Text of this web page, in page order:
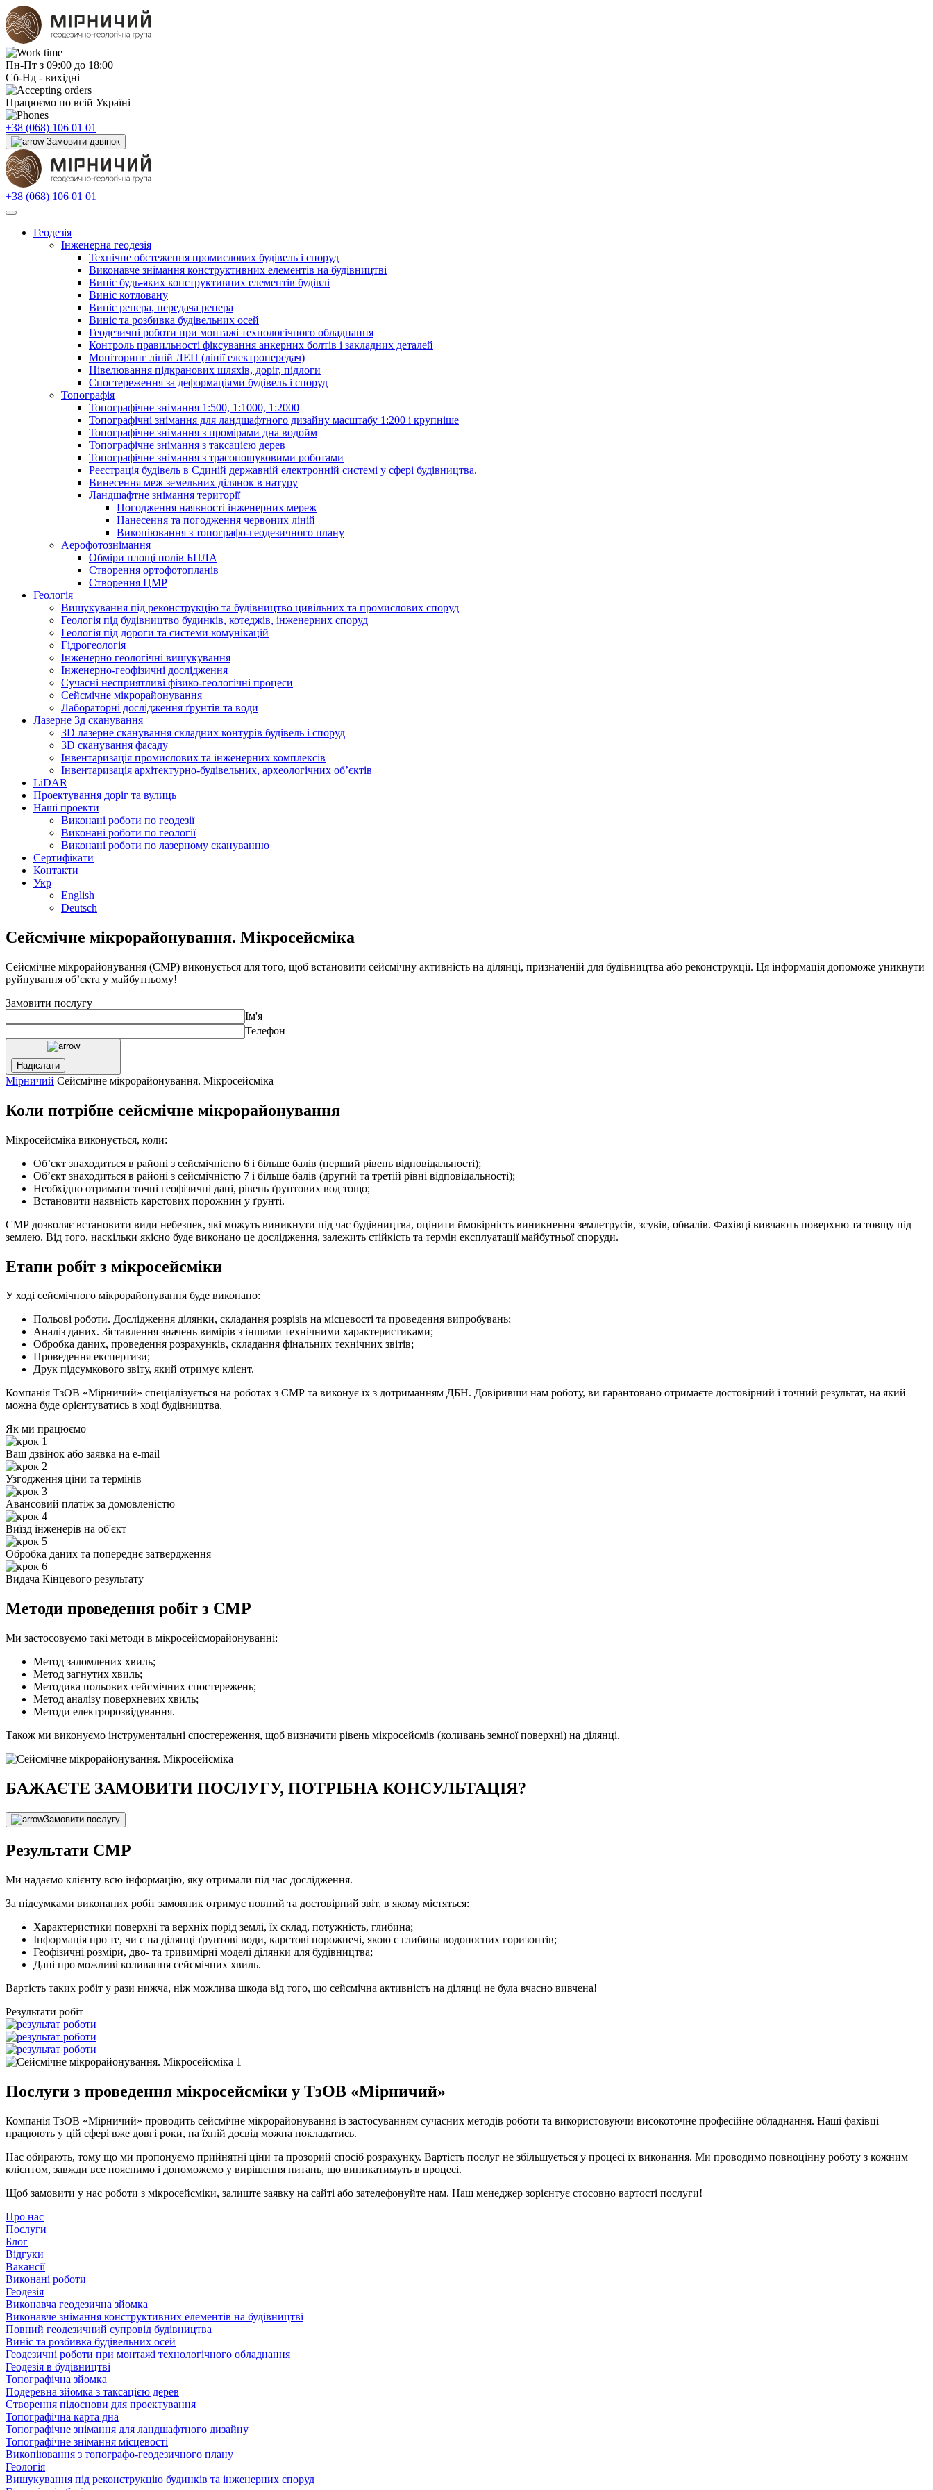
Пн-Пт з 09:00 до 18:00
Сб-Нд - вихідні
Працюємо по всій Україні
+38 (068) 106 01 01
Замовити дзвінок
+38 (068) 106 01 01
Геодезія
Інженерна геодезія
Технічне обстеження промислових будівель і споруд
Виконавче знімання конструктивних елементів на будівництві
Виніс будь-яких конструктивних елементів будівлі
Виніс котловану
Виніс репера, передача репера
Виніс та розбивка будівельних осей
Геодезичні роботи при монтажі технологічного обладнання
Контроль правильності фіксування анкерних болтів і закладних деталей
Моніторинг ліній ЛЕП (лінії електропередач)
Нівелювання підкранових шляхів, доріг, підлоги
Спостереження за деформаціями будівель і споруд
Топографія
Топографічне знімання 1:500, 1:1000, 1:2000
Топографічні знімання для ландшафтного дизайну масштабу 1:200 і крупніше
Топографічне знімання з промірами дна водойм
Топографічне знімання з таксацією дерев
Топографічне знімання з трасопошуковими роботами
Реєстрація будівель в Єдиній державній електронній системі у сфері будівництва.
Винесення меж земельних ділянок в натуру
Ландшафтне знімання території
Погодження наявності інженерних мереж
Нанесення та погодження червоних ліній
Викопіювання з топографо-геодезичного плану
Аерофотознімання
Обміри площі полів БПЛА
Створення ортофотопланів
Створення ЦМР
Геологія
Вишукування під реконструкцію та будівництво цивільних та промислових споруд
Геологія під будівництво будинків, котеджів, інженерних споруд
Геологія під дороги та системи комунікацій
Гідрогеологія
Інженерно геологічні вишукування
Інженерно-геофізичні дослідження
Сучасні несприятливі фізико-геологічні процеси
Сейсмічне мікрорайонування
Лабораторні дослідження ґрунтів та води
Лазерне 3д сканування
3D лазерне сканування складних контурів будівель і споруд
3D сканування фасаду
Інвентаризація промислових та інженерних комплексів
Інвентаризація архітектурно-будівельних, археологічних об’єктів
LiDAR
Проектування доріг та вулиць
Наші проекти
Виконані роботи по геодезії
Виконані роботи по геології
Виконані роботи по лазерному скануванню
Сертифікати
Контакти
Укр
English
Deutsch
Сейсмічне мікрорайонування. Мікросейсміка
Сейсмічне мікрорайонування (СМР) виконується для того, щоб встановити сейсмічну активність на ділянці, призначеній для будівництва або реконструкції. Ця інформація допоможе уникнути
руйнування об’єкта у майбутньому!
Замовити послугу
Ім'я
Телефон
Мірничий Сейсмічне мікрорайонування. Мікросейсміка
Коли потрібне сейсмічне мікрорайонування
Мікросейсміка виконується, коли:
Об’єкт знаходиться в районі з сейсмічністю 6 і більше балів (перший рівень відповідальності);
Об’єкт знаходиться в районі з сейсмічністю 7 і більше балів (другий та третій рівні відповідальності);
Необхідно отримати точні геофізичні дані, рівень ґрунтових вод тощо;
Встановити наявність карстових порожнин у ґрунті.
СМР дозволяє встановити види небезпек, які можуть виникнути під час будівництва, оцінити ймовірність виникнення землетрусів, зсувів, обвалів. Фахівці вивчають поверхню та товщу під
землею. Від того, наскільки якісно буде виконано це дослідження, залежить стійкість та термін експлуатації майбутньої споруди.
Етапи робіт з мікросейсміки
У ході сейсмічного мікрорайонування буде виконано:
Польові роботи. Дослідження ділянки, складання розрізів на місцевості та проведення випробувань;
Аналіз даних. Зіставлення значень вимірів з іншими технічними характеристиками;
Обробка даних, проведення розрахунків, складання фінальних технічних звітів;
Проведення експертизи;
Друк підсумкового звіту, який отримує клієнт.
Компанія ТзОВ «Мірничий» спеціалізується на роботах з СМР та виконує їх з дотриманням ДБН. Довіривши нам роботу, ви гарантовано отримаєте достовірний і точний результат, на який
можна буде орієнтуватись в ході будівництва.
Як ми працюємо
Ваш дзвінок або заявка на e-mail
Узгодження ціни та термінів
Авансовий платіж за домовленістю
Виїзд інженерів на об'єкт
Обробка даних та попереднє затвердження
Видача Кінцевого результату
Методи проведення робіт з СМР
Ми застосовуємо такі методи в мікросейсморайонуванні:
Метод заломлених хвиль;
Метод загнутих хвиль;
Методика польових сейсмічних спостережень;
Метод аналізу поверхневих хвиль;
Методи електророзвідування.
Також ми виконуємо інструментальні спостереження, щоб визначити рівень мікросейсмів (коливань земної поверхні) на ділянці.
БАЖАЄТЕ ЗАМОВИТИ ПОСЛУГУ, ПОТРІБНА КОНСУЛЬТАЦІЯ?
Замовити послугу
Результати СМР
Ми надаємо клієнту всю інформацію, яку отримали під час дослідження.
За підсумками виконаних робіт замовник отримує повний та достовірний звіт, в якому містяться:
Характеристики поверхні та верхніх порід землі, їх склад, потужність, глибина;
Інформація про те, чи є на ділянці ґрунтові води, карстові порожнечі, якою є глибина водоносних горизонтів;
Геофізичні розміри, дво- та тривимірні моделі ділянки для будівництва;
Дані про можливі коливання сейсмічних хвиль.
Вартість таких робіт у рази нижча, ніж можлива шкода від того, що сейсмічна активність на ділянці не була вчасно вивчена!
Результати робіт
Послуги з проведення мікросейсміки у ТзОВ «Мірничий»
Компанія ТзОВ «Мірничий» проводить сейсмічне мікрорайонування із застосуванням сучасних методів роботи та використовуючи високоточне професійне обладнання. Наші фахівці
працюють у цій сфері вже довгі роки, на їхній досвід можна покладатись.
Нас обирають, тому що ми пропонуємо прийнятні ціни та прозорий спосіб розрахунку. Вартість послуг не збільшується у процесі їх виконання. Ми проводимо повноцінну роботу з кожним
клієнтом, завжди все пояснимо і допоможемо у вирішення питань, що виникатимуть в процесі.
Щоб замовити у нас роботи з мікросейсміки, залиште заявку на сайті або зателефонуйте нам. Наш менеджер зорієнтує стосовно вартості послуги!
Про нас
Послуги
Блог
Відгуки
Вакансії
Виконані роботи
Геодезія
Виконавча геодезична зйомка
Виконавче знімання конструктивних елементів на будівництві
Повний геодезичний супровід будівництва
Виніс та розбивка будівельних осей
Геодезичні роботи при монтажі технологічного обладнання
Геодезія в будівництві
Топографічна зйомка
Подеревна зйомка з таксацією дерев
Створення підоснови для проектування
Топографічна карта дна
Топографічне знімання для ландшафтного дизайну
Топографічне знімання місцевості
Викопіювання з топографо-геодезичного плану
Геологія
Вишукування під реконструкцію будинків та інженерних споруд